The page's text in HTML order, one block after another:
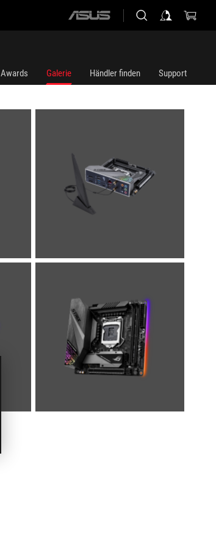
ASUS
Awards Galerie Händler finden Support